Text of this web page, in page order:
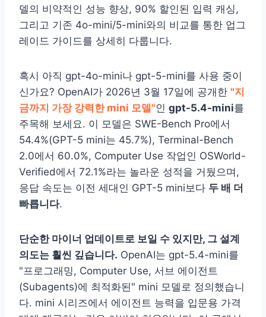
델의 비약적인 성능 향상, 90% 할인된 입력 캐싱,
그리고 기존 4o-mini/5-mini와의 비교를 통한 업그
레이드 가이드를 상세히 다룹니다.
혹시 아직 gpt-4o-mini나 gpt-5-mini를 사용 중이
신가요? OpenAI가 2026년 3월 17일에 공개한 "지
금까지 가장 강력한 mini 모델"인 gpt-5.4-mini를
주목해 보세요. 이 모델은 SWE-Bench Pro에서
54.4%(GPT-5 mini는 45.7%), Terminal-Bench
2.0에서 60.0%, Computer Use 작업인 OSWorld-
Verified에서 72.1%라는 놀라운 성적을 거뒀으며,
응답 속도는 이전 세대인 GPT-5 mini보다 두 배 더
빠릅니다.
단순한 마이너 업데이트로 보일 수 있지만, 그 설계
의도는 훨씬 깊습니다. OpenAI는 gpt-5.4-mini를
"프로그래밍, Computer Use, 서브 에이전트
(Subagents)에 최적화된" mini 모델로 정의했습니
다. mini 시리즈에서 에이전트 능력을 입문용 가격